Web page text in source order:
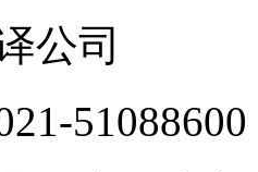
公司
51088600